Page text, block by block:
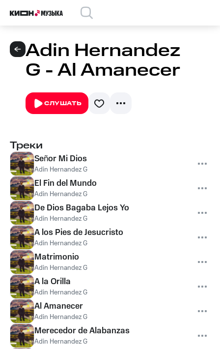
Adin Hernandez
G - Al Amanecer
СЛУШАТЬ
Треки
Señor Mi Dios
Adin Hernandez G
El Fin del Mundo
Adin Hernandez G
De Dios Bagaba Lejos Yo
Adin Hernandez G
A los Pies de Jesucristo
Adin Hernandez G
Matrimonio
Adin Hernandez G
A la Orilla
Adin Hernandez G
Al Amanecer
Adin Hernandez G
Merecedor de Alabanzas
Adin Hernandez G